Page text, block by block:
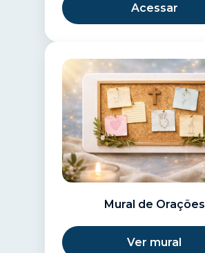
Acessar
Mural de Orações
Ver mural